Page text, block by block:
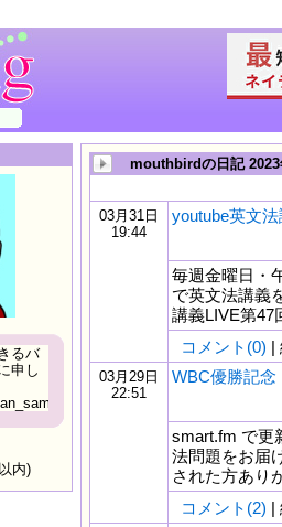
るバ
申し
内)
mouthbirdの日記 2023
03月31日
19:44
youtube英文
毎週金曜日・
で英文法講義
講義LIVE第47
コメント(0) |
03月29日
22:51
WBC優勝記念
smart.fm で更
法問題をお届
された方あり
コメント(2) |